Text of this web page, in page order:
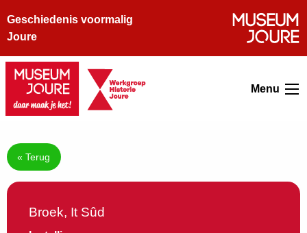
Geschiedenis voormalig
Joure
Menu
« Terug
Broek, It Sûd